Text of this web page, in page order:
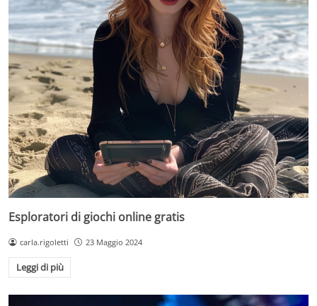
Esploratori di giochi online gratis
carla.rigoletti 23 Maggio 2024
Leggi di più